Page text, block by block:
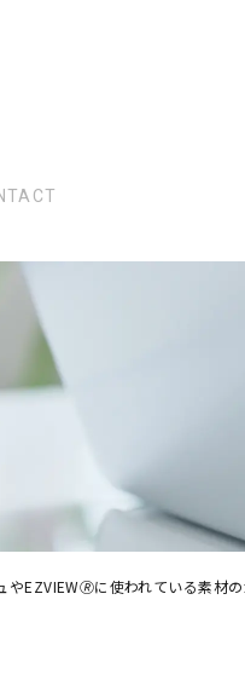
やEZVIEW🄬に使われている素材